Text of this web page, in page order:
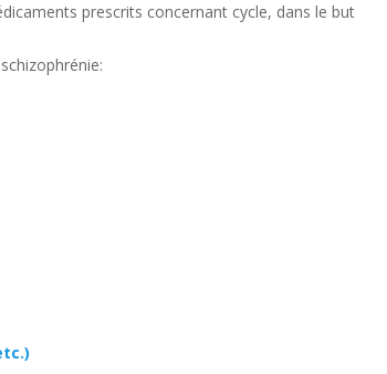
prescrits concernant cycle, dans le but